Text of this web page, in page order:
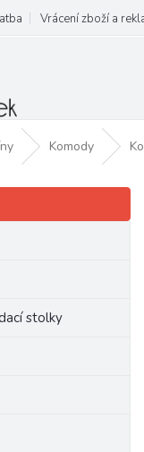
Vrácení zboží a
Komody
stolky